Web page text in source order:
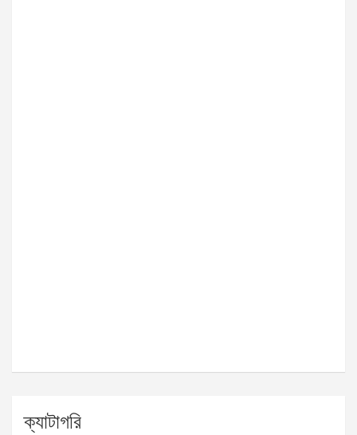
ক্যাটাগরি